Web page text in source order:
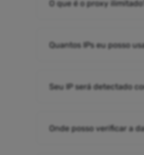
O que é o proxy ilimitado?
Quantos IPs eu posso
Seu IP será detectado
Onde posso verificar a